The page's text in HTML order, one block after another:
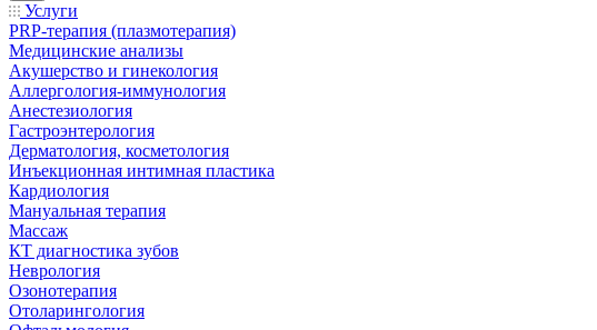
Услуги
PRP-терапия (плазмотерапия)
Медицинские анализы
Акушерство и гинекология
Аллергология-иммунология
Анестезиология
Гастроэнтерология
Дерматология, косметология
Инъекционная интимная пластика
Кардиология
Мануальная терапия
Массаж
КТ диагностика зубов
Неврология
Озонотерапия
Отоларингология